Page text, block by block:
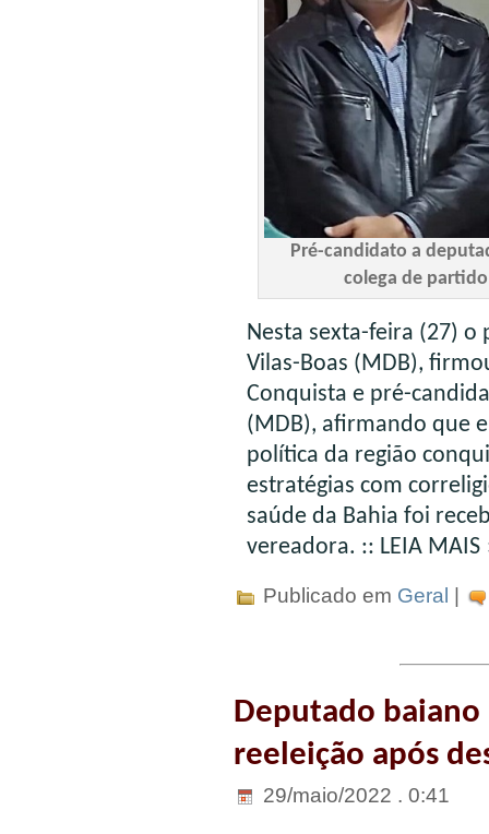
Pré-candidato a
colega de
Nesta sexta-feira (27)
Vilas-Boas (MDB),
Conquista e pré-
(MDB), afirmando que
política da região
estratégias com
saúde da Bahia foi
vereadora. :: LEIA MAIS
Publicado em Geral
Deputado
reeleição após
29/maio/2022 . 0:41